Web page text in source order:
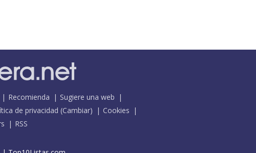
Recomienda
Sugiere una web
de privacidad (Cambiar)
Cookies
RSS